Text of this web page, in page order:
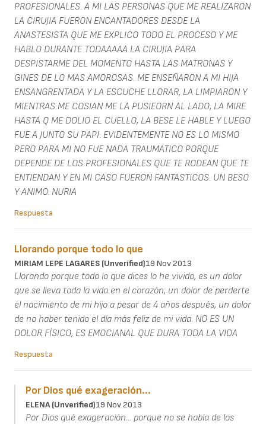
PROFESIONALES. A MI LAS PERSONAS QUE ME REALIZARON
LA CIRUJIA FUERON ENCANTADORES DESDE LA
ANASTESISTA QUE ME EXPLICO TODO EL PROCESO Y ME
HABLO DURANTE TODAAAAA LA CIRUJIA PARA
DESPISTARME DEL MOMENTO HASTA LAS MATRONAS Y
GINES DE LO MAS AMOROSAS. ME ENSEÑARON A MI HIJA
ENSANGRENTADA Y LA ESCUCHE LLORAR, LA LIMPIARON Y
MIENTRAS ME COSIAN ME LA PUSIEORN AL LADO, LA MIRE
HASTA Q ME DOLIO EL CUELLO, LA BESE LE HABLE Y LUEGO
FUE A JUNTO SU PAPI. EVIDENTEMENTE NO ES LO MISMO
PERO PARA MI NO FUE NADA TRAUMATICO PORQUE
DEPENDE DE LOS PROFESIONALES QUE TE RODEAN QUE TE
ENTIENDAN Y EN MI CASO FUERON FANTASTICOS. UN BESO
Y ANIMO. NURIA
Respuesta
Llorando porque todo lo que
MIRIAM LEPE LAGARES (unverified)19 Nov 2013
Llorando porque todo lo que dices lo he vivido, es un dolor
que se lleva toda la vida en el corazón, un dolor de perderte
el nacimiento de mi hijo a pesar de 4 años después, un dolor
de no haber tenido el día más feliz de mi vida. NO ES UN
DOLOR FÍSICO, ES EMOCIANAL QUE DURA TODA LA VIDA
Respuesta
Por Dios qué exageración...
ELENA (unverified)19 Nov 2013
Por Dios qué exageración... porque no se habla de los